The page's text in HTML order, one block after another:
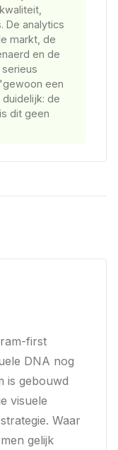
De analytics
markt, de
en de
een
de
dit geen
first
DNA nog
is gebouwd
visuele
Waar
gelijk